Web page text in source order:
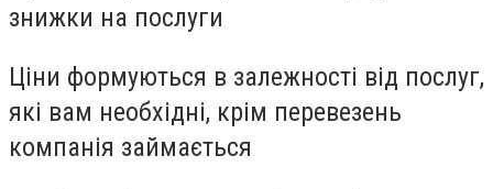
знижки на послуги
Ціни формуються в залежності від послуг,
які вам необхідні, крім перевезень
компанія займається